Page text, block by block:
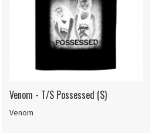
Venom - T/S Possessed (S)
Venom